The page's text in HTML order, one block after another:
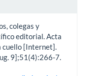
colegas y
editorial. Acta
cuello [Internet].
9];51(4):266-7.